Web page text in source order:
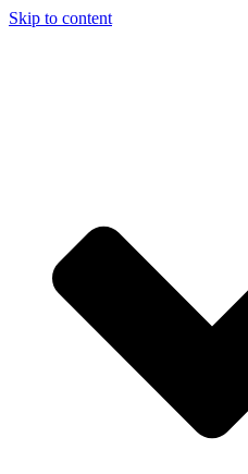
Skip to content